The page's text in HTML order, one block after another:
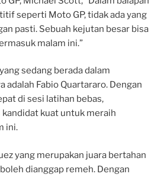
seperti Moto GP, tidak ada yang
pasti. Sebuah kejutan besar bisa
malam ini.”
sedang berada dalam
adalah Fabio Quartararo. Dengan
di sesi latihan bebas,
kuat untuk meraih
ini.
yang merupakan juara bertahan
dianggap remeh. Dengan